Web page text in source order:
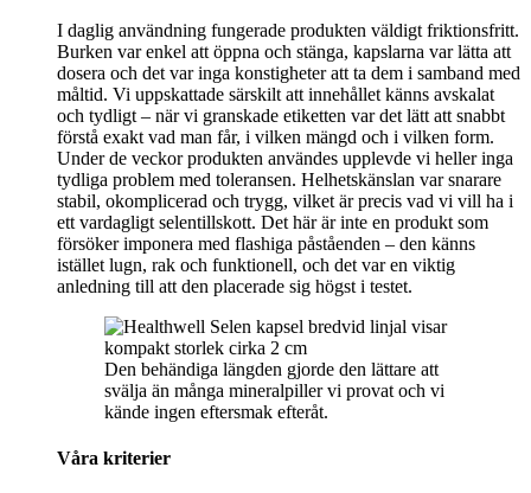
I daglig användning fungerade produkten väldigt friktionsfritt.
Burken var enkel att öppna och stänga, kapslarna var lätta att
dosera och det var inga konstigheter att ta dem i samband med
måltid. Vi uppskattade särskilt att innehållet känns avskalat
och tydligt – när vi granskade etiketten var det lätt att snabbt
förstå exakt vad man får, i vilken mängd och i vilken form.
Under de veckor produkten användes upplevde vi heller inga
tydliga problem med toleransen. Helhetskänslan var snarare
stabil, okomplicerad och trygg, vilket är precis vad vi vill ha i
ett vardagligt selentillskott. Det här är inte en produkt som
försöker imponera med flashiga påståenden – den känns
istället lugn, rak och funktionell, och det var en viktig
anledning till att den placerade sig högst i testet.
Den behändiga längden gjorde den lättare att
svälja än många mineralpiller vi provat och vi
kände ingen eftersmak efteråt.
Våra kriterier